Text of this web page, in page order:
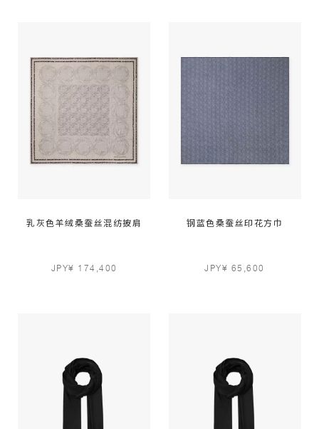
乳灰色羊绒桑蚕丝混纺披肩
JPY¥ 174,400
钢蓝色桑蚕丝印花方巾
JPY¥ 65,600